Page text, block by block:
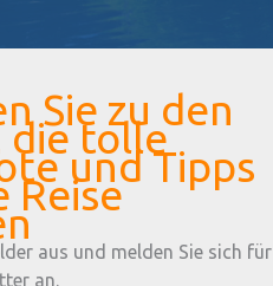
Sie zu den
die tolle
und Tipps
Reise
aus und melden Sie sich für
an.